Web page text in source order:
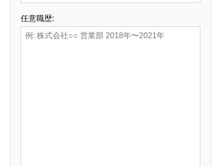
任意職歴: